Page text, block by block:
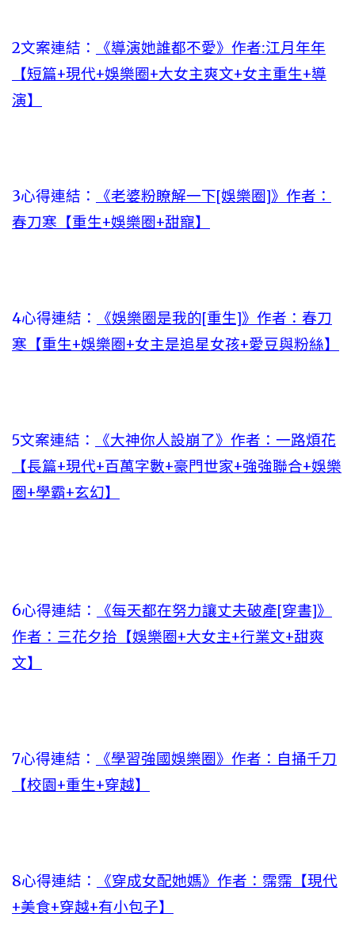
2文案連結：
《導演她誰都不愛》作者:江月年年
【短篇+現代+娛樂圈+大女主爽文+女主重生+導
演】
3心得連結：
《老婆粉瞭解一下[娛樂圈]》作者：
春刀寒【重生+娛樂圈+甜寵】
4心得連結：
《娛樂圈是我的[重生]》作者：春刀
寒【重生+娛樂圈+女主是追星女孩+愛豆與粉絲】
5文案連結：
《大神你人設崩了》作者：一路煩花
【長篇+現代+百萬字數+豪門世家+強強聯合+娛樂
圈+學霸+玄幻】
6心得連結：
《每天都在努力讓丈夫破產[穿書]》
作者：三花夕拾【娛樂圈+大女主+行業文+甜爽
文】
7心得連結：
《學習強國娛樂圈》作者：自捅千刀
【校園+重生+穿越】
8心得連結：
《穿成女配她媽》作者：霈霈【現代
+美食+穿越+有小包子】